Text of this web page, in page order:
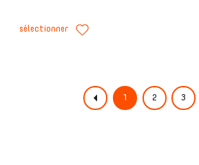
sélectionner
1 2 3